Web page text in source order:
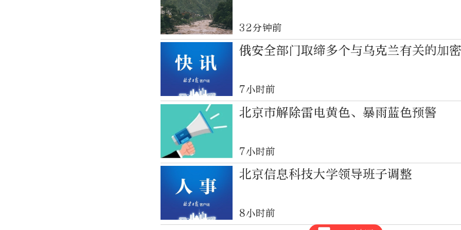
32分钟前
俄安全部门取缔多个与乌克兰有关的加
7小时前
北京市解除雷电黄色、暴雨蓝色预警
7小时前
北京信息科技大学领导班子调整
8小时前